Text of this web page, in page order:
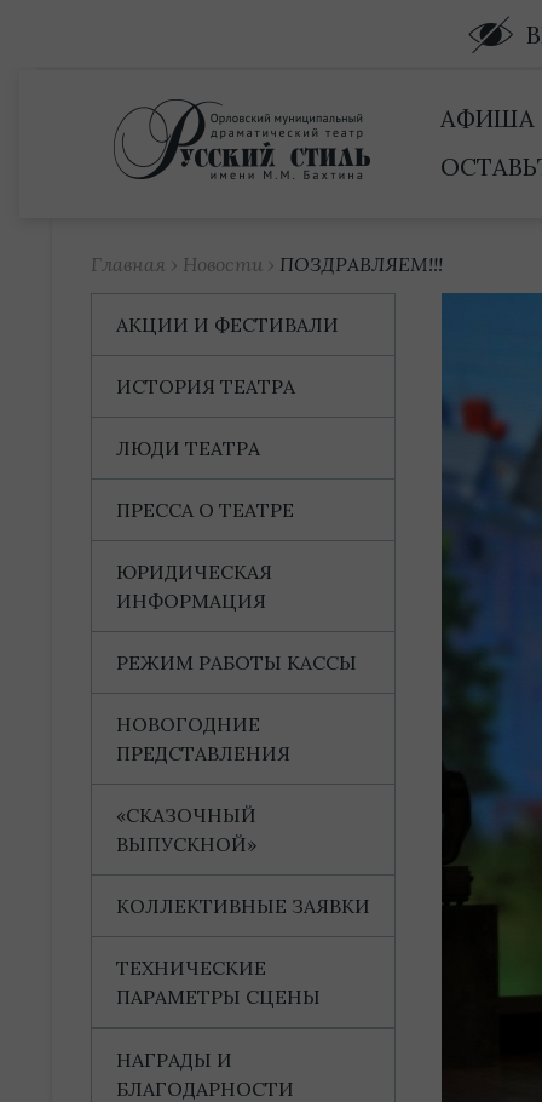
АФИША
Главная › Новости › ПОЗДРАВЛЯЕМ!!!
АКЦИИ И ФЕСТИВАЛИ
ИСТОРИЯ ТЕАТРА
ЛЮДИ ТЕАТРА
ПРЕССА О ТЕАТРЕ
ЮРИДИЧЕСКАЯ
ИНФОРМАЦИЯ
РЕЖИМ РАБОТЫ КАССЫ
НОВОГОДНИЕ
ПРЕДСТАВЛЕНИЯ
«СКАЗОЧНЫЙ
ВЫПУСКНОЙ»
КОЛЛЕКТИВНЫЕ ЗАЯВКИ
ТЕХНИЧЕСКИЕ
ПАРАМЕТРЫ СЦЕНЫ
НАГРАДЫ И
БЛАГОДАРНОСТИ